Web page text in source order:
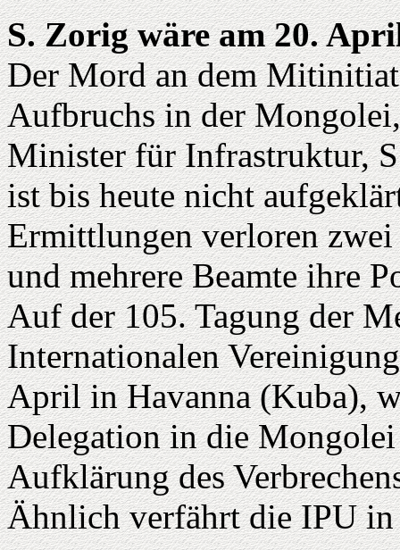
S. Zorig wäre am 20.
Der Mord an dem
Aufbruchs in der
Minister für Infrastruktur,
ist bis heute nicht
Ermittlungen verloren
und mehrere Beamte ihre
Auf der 105. Tagung der
Internationalen
April in Havanna (Kuba),
Delegation in die
Aufklärung des
Ähnlich verfährt die IPU